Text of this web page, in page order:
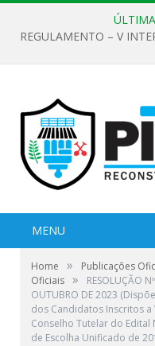
MENU
Home » Publicações
Oficiais »
RESOLUÇÃO
OUTUBRO DE 2023
dos Candidatos Inscritos
Conselho Tutelar do Edital
de Escolha Unificado de